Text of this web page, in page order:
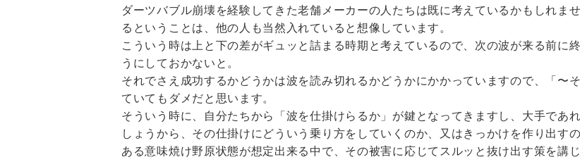
ダーツバブル崩壊を経験してきた老舗メーカーの人たちは既に考えているかもしれま
るということは、他の人も当然入れていると想像しています。
こういう時は上と下の差がギュッと詰まる時期と考えているので、次の波が来る前に
うにしておかないと。
それでさえ成功するかどうかは波を読み切れるかどうかにかかっていますので、「〜
ていてもダメだと思います。
そういう時に、自分たちから「波を仕掛けらるか」が鍵となってきますし、大手であ
しょうから、その仕掛けにどういう乗り方をしていくのか、又はきっかけを作り出すの
ある意味焼け野原状態が想定出来る中で、その被害に応じてスルッと抜け出す策を講